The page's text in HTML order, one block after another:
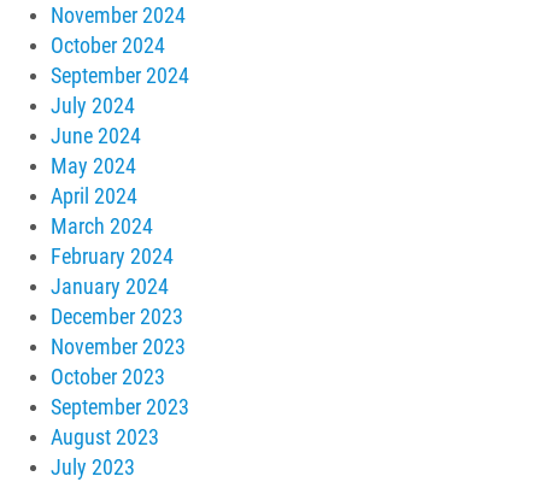
November 2024
October 2024
September 2024
July 2024
June 2024
May 2024
April 2024
March 2024
February 2024
January 2024
December 2023
November 2023
October 2023
September 2023
August 2023
July 2023